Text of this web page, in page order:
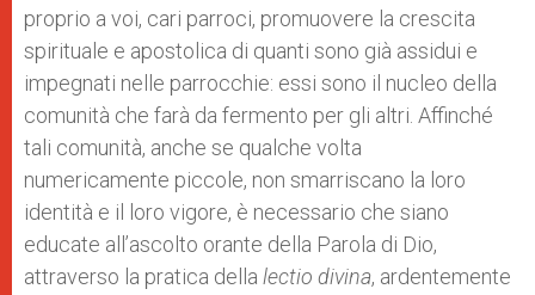
proprio a voi, cari parroci, promuovere la crescita
spirituale e apostolica di quanti sono già assidui e
impegnati nelle parrocchie: essi sono il nucleo della
comunità che farà da fermento per gli altri. Affinché
tali comunità, anche se qualche volta
numericamente piccole, non smarriscano la loro
identità e il loro vigore, è necessario che siano
educate all’ascolto orante della Parola di Dio,
attraverso la pratica della lectio divina, ardentemente